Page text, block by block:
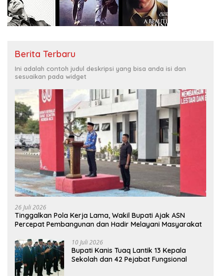
Berita Terbaru
Ini adalah contoh judul deskripsi yang bisa anda isi dan
sesuaikan pada widget
26 Juli 2026
Tinggalkan Pola Kerja Lama, Wakil Bupati Ajak ASN
Percepat Pembangunan dan Hadir Melayani Masyarakat
10 Juli 2026
Bupati Kanis Tuaq Lantik 13 Kepala
Sekolah dan 42 Pejabat Fungsional